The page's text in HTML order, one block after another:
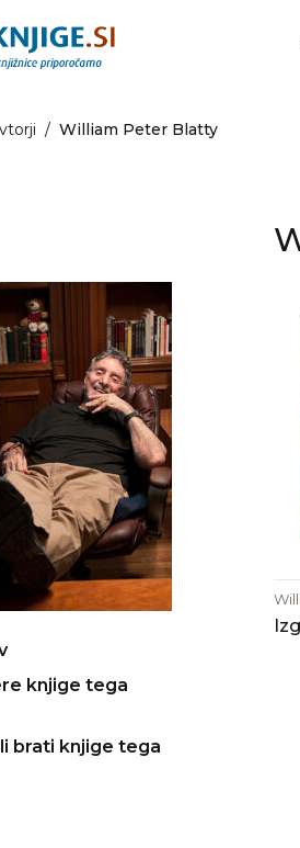
/ William Peter Blatty
knjige tega
brati knjige tega